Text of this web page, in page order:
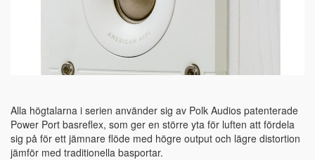
Alla högtalarna i serien använder sig av Polk Audios patenterade
Power Port basreflex, som ger en större yta för luften att fördela
sig på för ett jämnare flöde med högre output och lägre distortion
jämför med traditionella basportar.